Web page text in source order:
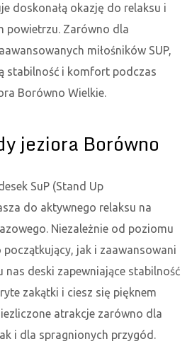
doskonałą okazję do relaksu i
powietrzu. Zarówno dla
miłośników SUP,
stabilność i komfort podczas
Borówno Wielkie.
jeziora Borówno
SuP (Stand Up
do aktywnego relaksu na
Niezależnie od poziomu
jak i zaawansowani
nas deski zapewniające stabilność
zakątki i ciesz się pięknem
atrakcje zarówno dla
i dla spragnionych przygód.